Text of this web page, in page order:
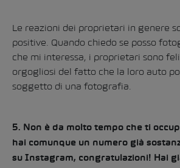
Le reazioni dei proprietari in genere
positive. Quando chiedo se posso
che mi interessa, i proprietari sono
orgogliosi del fatto che la loro auto
soggetto di una fotografia.
5. Non è da molto tempo che ti
hai comunque un numero già
su Instagram, congratulazioni! Hai